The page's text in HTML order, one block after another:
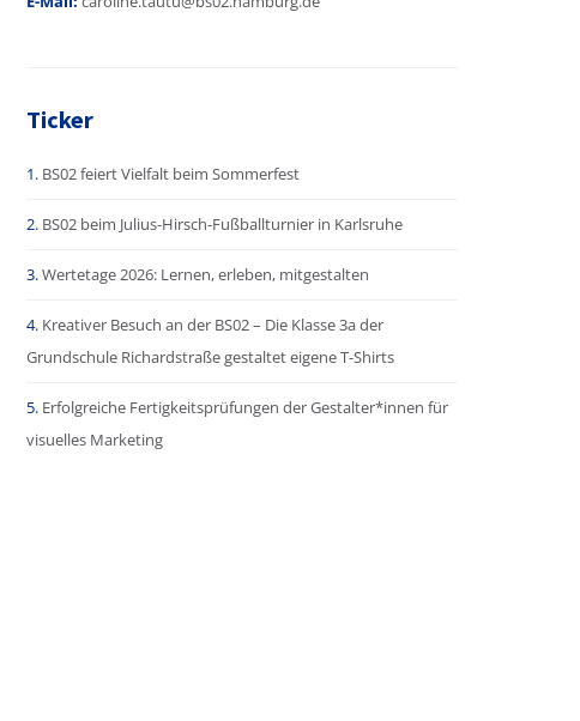
Ticker
BS02 feiert Vielfalt beim Sommerfest
BS02 beim Julius-Hirsch-Fußballturnier in Karlsruhe
Wertetage 2026: Lernen, erleben, mitgestalten
Kreativer Besuch an der BS02 – Die Klasse 3a der
Grundschule Richardstraße gestaltet eigene T-Shirts
Erfolgreiche Fertigkeitsprüfungen der Gestalter*innen für
visuelles Marketing